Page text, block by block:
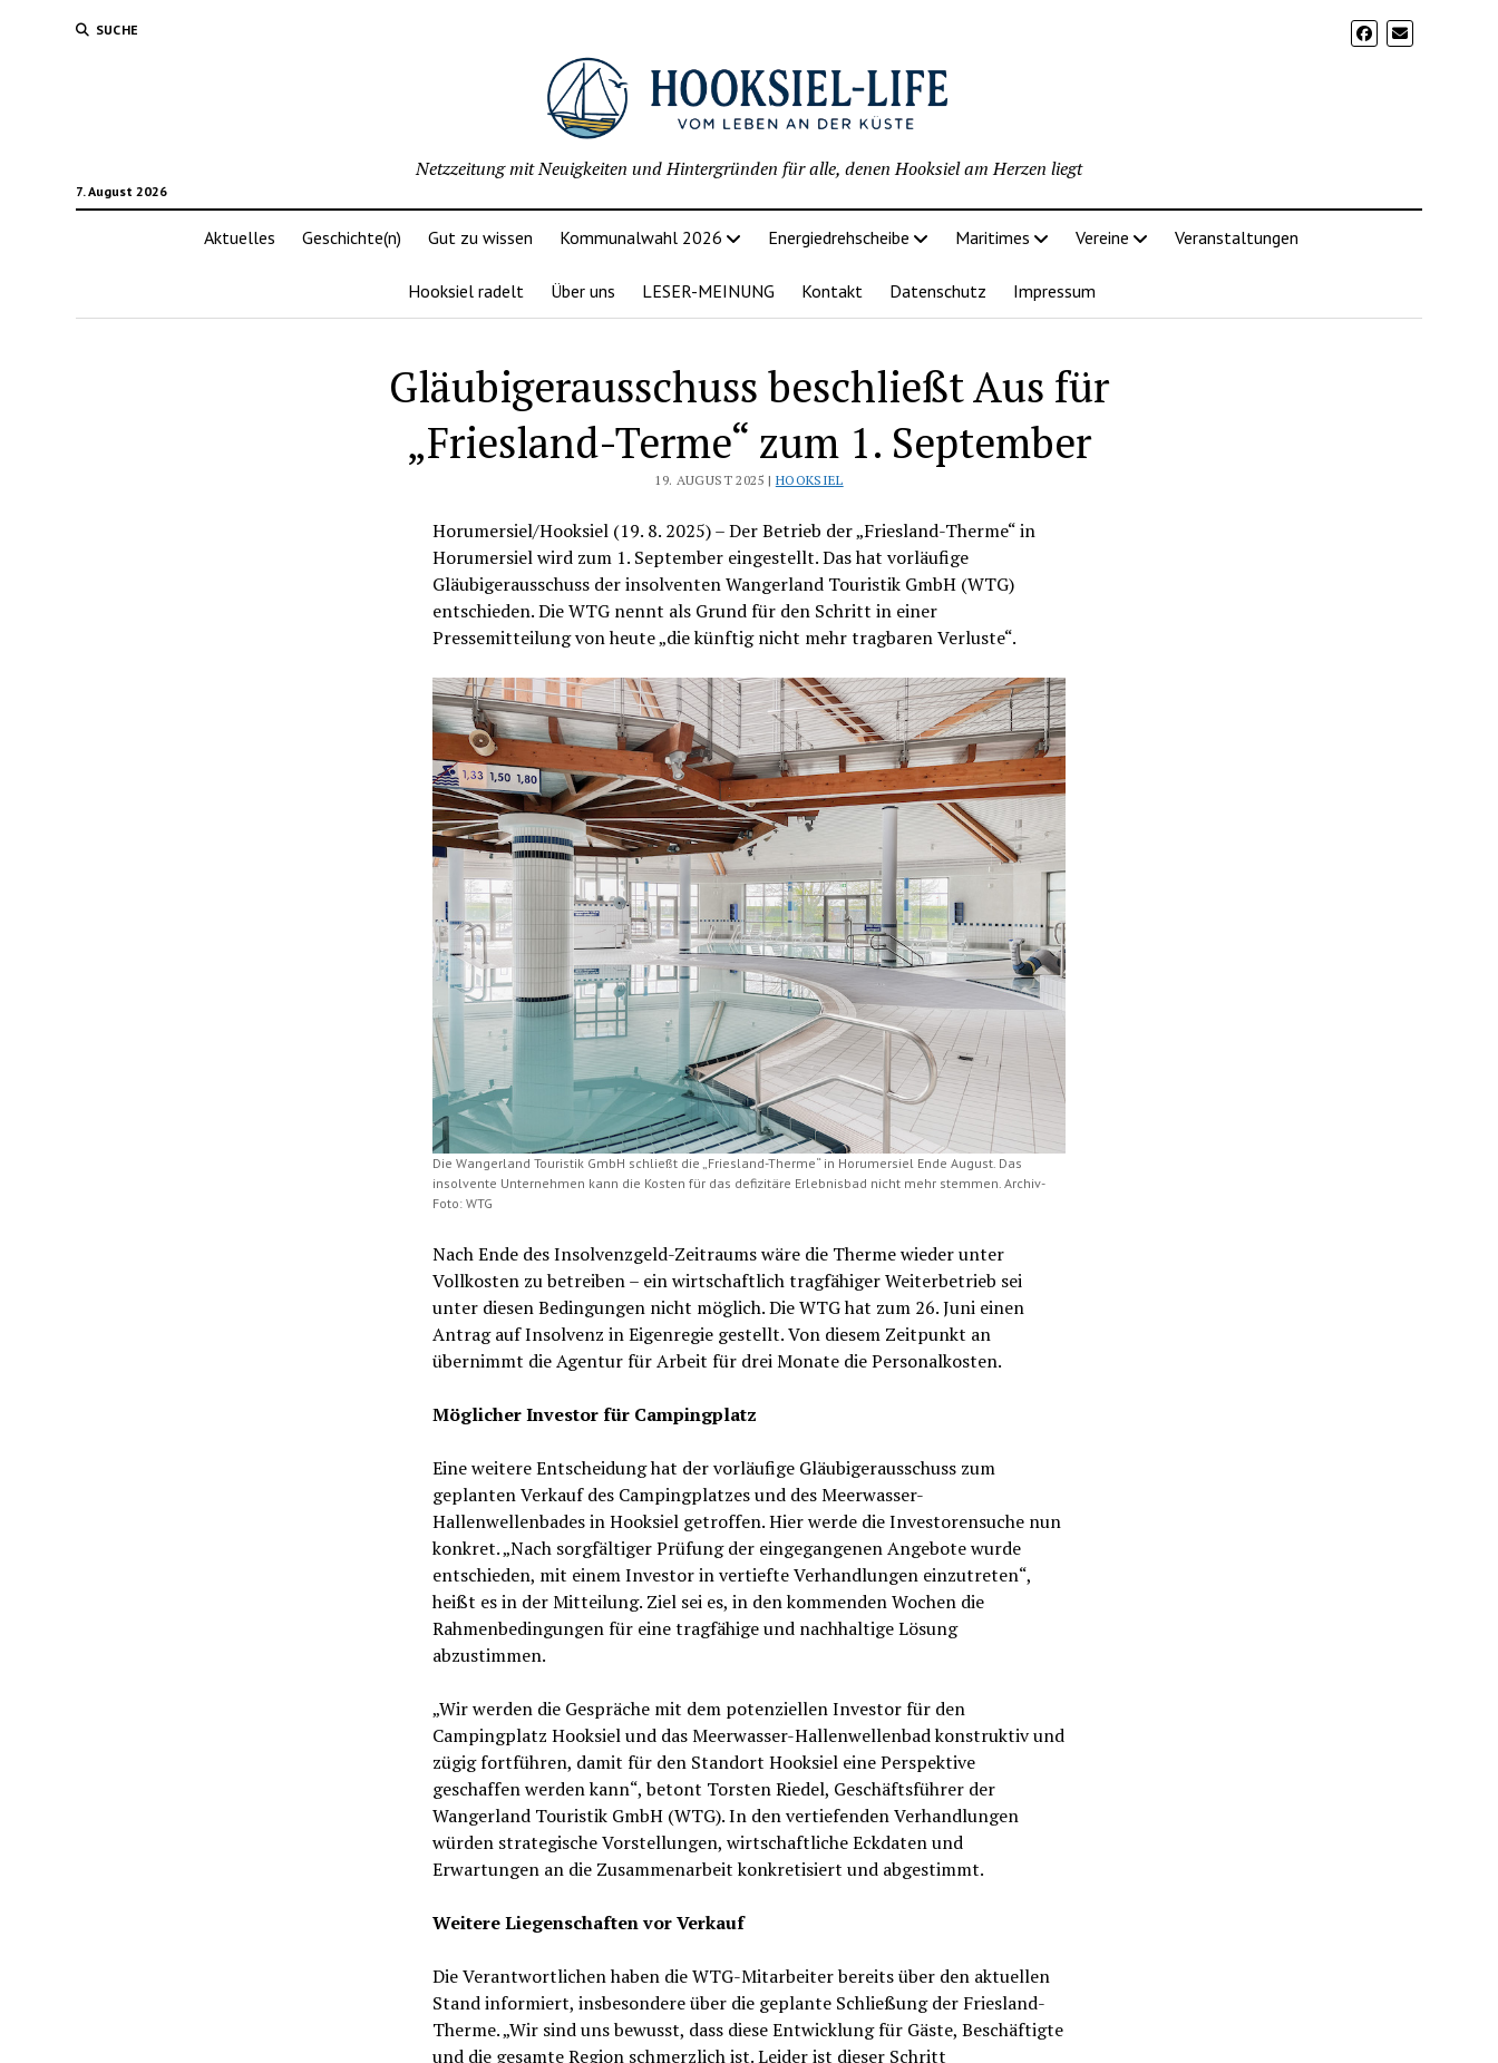
SUCHE
7. August 2026
Netzzeitung mit Neuigkeiten und Hintergründen für alle, denen Hooksiel am Herzen liegt
Aktuelles Geschichte(n) Gut zu wissen Kommunalwahl 2026 Energiedrehscheibe Maritimes Vereine Veranstaltungen
Hooksiel radelt Über uns LESER-MEINUNG Kontakt Datenschutz Impressum
Gläubigerausschuss beschließt Aus für
„Friesland-Terme“ zum 1. September
19. AUGUST 2025 | HOOKSIEL
Horumersiel/Hooksiel (19. 8. 2025) – Der Betrieb der „Friesland-Therme“ in
Horumersiel wird zum 1. September eingestellt. Das hat vorläufige
Gläubigerausschuss der insolventen Wangerland Touristik GmbH (WTG)
entschieden. Die WTG nennt als Grund für den Schritt in einer
Pressemitteilung von heute „die künftig nicht mehr tragbaren Verluste“.
Die Wangerland Touristik GmbH schließt die „Friesland-Therme“ in Horumersiel Ende August. Das
insolvente Unternehmen kann die Kosten für das defizitäre Erlebnisbad nicht mehr stemmen. Archiv-
Foto: WTG
Nach Ende des Insolvenzgeld-Zeitraums wäre die Therme wieder unter
Vollkosten zu betreiben – ein wirtschaftlich tragfähiger Weiterbetrieb sei
unter diesen Bedingungen nicht möglich. Die WTG hat zum 26. Juni einen
Antrag auf Insolvenz in Eigenregie gestellt. Von diesem Zeitpunkt an
übernimmt die Agentur für Arbeit für drei Monate die Personalkosten.
Möglicher Investor für Campingplatz
Eine weitere Entscheidung hat der vorläufige Gläubigerausschuss zum
geplanten Verkauf des Campingplatzes und des Meerwasser-
Hallenwellenbades in Hooksiel getroffen. Hier werde die Investorensuche nun
konkret. „Nach sorgfältiger Prüfung der eingegangenen Angebote wurde
entschieden, mit einem Investor in vertiefte Verhandlungen einzutreten“,
heißt es in der Mitteilung. Ziel sei es, in den kommenden Wochen die
Rahmenbedingungen für eine tragfähige und nachhaltige Lösung
abzustimmen.
„Wir werden die Gespräche mit dem potenziellen Investor für den
Campingplatz Hooksiel und das Meerwasser-Hallenwellenbad konstruktiv und
zügig fortführen, damit für den Standort Hooksiel eine Perspektive
geschaffen werden kann“, betont Torsten Riedel, Geschäftsführer der
Wangerland Touristik GmbH (WTG). In den vertiefenden Verhandlungen
würden strategische Vorstellungen, wirtschaftliche Eckdaten und
Erwartungen an die Zusammenarbeit konkretisiert und abgestimmt.
Weitere Liegenschaften vor Verkauf
Die Verantwortlichen haben die WTG-Mitarbeiter bereits über den aktuellen
Stand informiert, insbesondere über die geplante Schließung der Friesland-
Therme. „Wir sind uns bewusst, dass diese Entwicklung für Gäste, Beschäftigte
und die gesamte Region schmerzlich ist. Leider ist dieser Schritt